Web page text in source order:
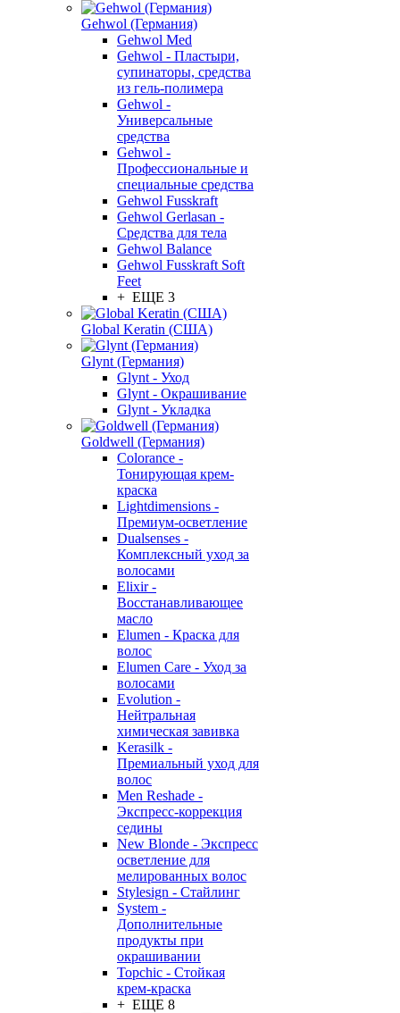
Gehwol (Германия)
Gehwol Med
Gehwol - Пластыри,
супинаторы, средства
из гель-полимера
Gehwol -
Универсальные
средства
Gehwol -
Профессиональные и
специальные средства
Gehwol Fusskraft
Gehwol Gerlasan -
Средства для тела
Gehwol Balance
Gehwol Fusskraft Soft
Feet
+ ЕЩЕ 3
Global Keratin (США)
Glynt (Германия)
Glynt - Уход
Glynt - Окрашивание
Glynt - Укладка
Goldwell (Германия)
Colorance -
Тонирующая крем-
краска
Lightdimensions -
Премиум-осветление
Dualsenses -
Комплексный уход за
волосами
Elixir -
Восстанавливающее
масло
Elumen - Краска для
волос
Elumen Care - Уход за
волосами
Evolution -
Нейтральная
химическая завивка
Kerasilk -
Премиальный уход для
волос
Men Reshade -
Экспресс-коррекция
седины
New Blonde - Экспресс
осветление для
мелированных волос
Stylesign - Стайлинг
System -
Дополнительные
продукты при
окрашивании
Topchic - Стойкая
крем-краска
+ ЕЩЕ 8